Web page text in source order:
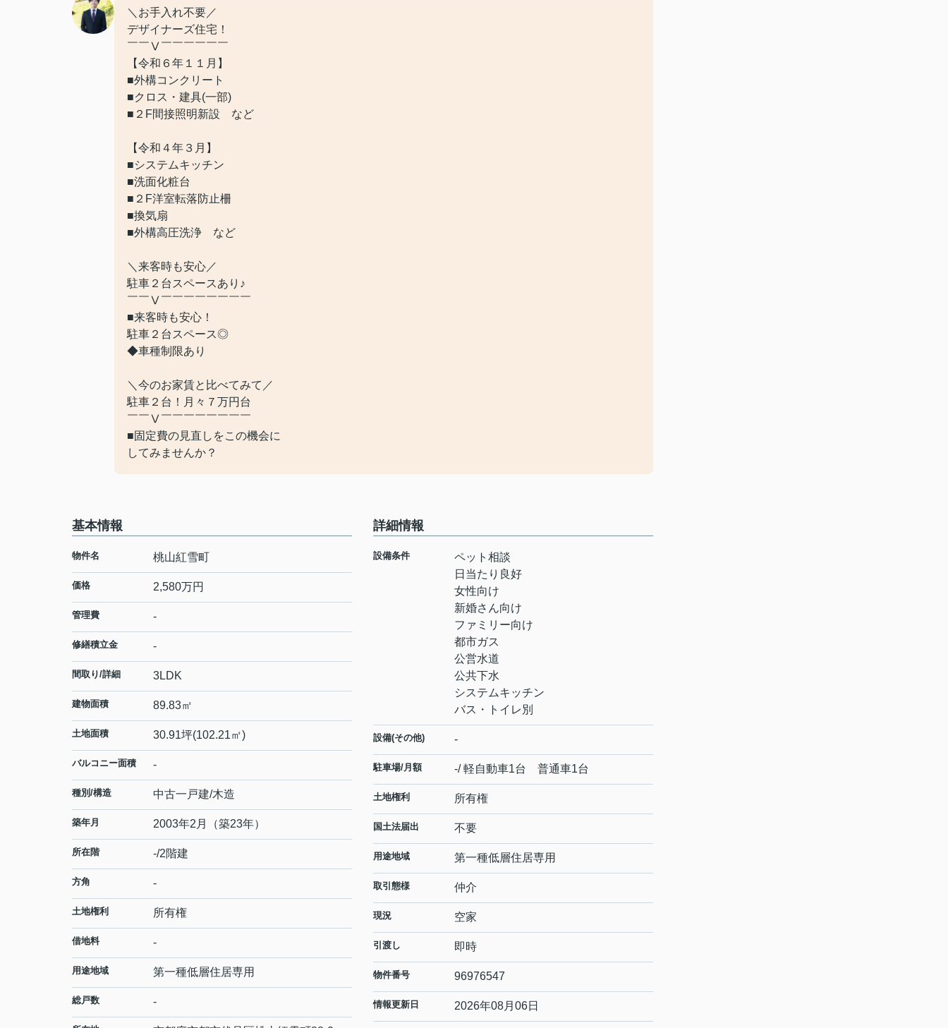
＼お手入れ不要／
デザイナーズ住宅！
￣￣Ⅴ￣￣￣￣￣￣
【令和６年１１月】
■外構コンクリート
■クロス・建具(一部)
■２F間接照明新設 など
【令和４年３月】
■システムキッチン
■洗面化粧台
■２F洋室転落防止柵
■換気扇
■外構高圧洗浄 など
＼来客時も安心／
駐車２台スペースあり♪
￣￣Ⅴ￣￣￣￣￣￣￣￣
■来客時も安心！
駐車２台スペース◎
◆車種制限あり
＼今のお家賃と比べてみて／
駐車２台！月々７万円台
￣￣Ⅴ￣￣￣￣￣￣￣￣
■固定費の見直しをこの機会に
してみませんか？
基本情報
物件名 桃山紅雪町
価格 2,580万円
管理費 -
修繕積立金 -
間取り/詳細 3LDK
建物面積 89.83㎡
土地面積 30.91坪(102.21㎡)
バルコニー面積 -
種別/構造 中古一戸建/木造
築年月 2003年2月（築23年）
所在階 -/2階建
方角 -
土地権利 所有権
借地料 -
用途地域 第一種低層住居専用
総戸数 -
詳細情報
設備条件
ペット相談
日当たり良好
女性向け
新婚さん向け
ファミリー向け
都市ガス
公営水道
公共下水
システムキッチン
バス・トイレ別
設備(その他) -
駐車場/月額 -/ 軽自動車1台 普通車1台
土地権利 所有権
国土法届出 不要
用途地域 第一種低層住居専用
取引態様 仲介
現況 空家
引渡し 即時
物件番号 96976547
情報更新日 2026年08月06日